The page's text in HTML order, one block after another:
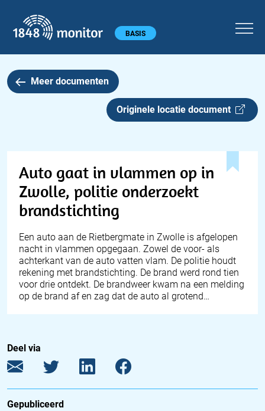
Hoofdmenu BASIS
Meer documenten
Originele locatie document
Auto gaat in vlammen op in
Zwolle, politie onderzoekt
brandstichting
Een auto aan de Rietbergmate in Zwolle is afgelopen
nacht in vlammen opgegaan. Zowel de voor- als
achterkant van de auto vatten vlam. De politie houdt
rekening met brandstichting. De brand werd rond tien
voor drie ontdekt. De brandweer kwam na een melding
op de brand af en zag dat de auto al grotend…
Deel via
Gepubliceerd